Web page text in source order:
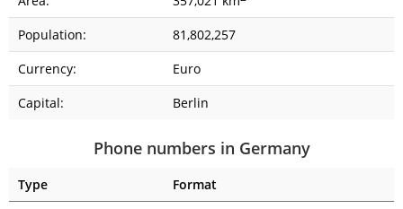
Population:
81,802,257
Currency:
Euro
Capital:
Berlin
Phone numbers in Germany
Type
Format